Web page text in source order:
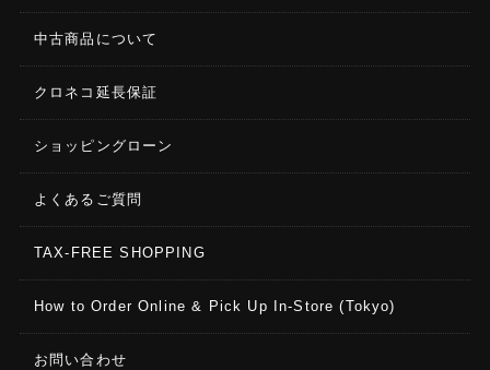
中古商品について
クロネコ延長保証
ショッピングローン
よくあるご質問
TAX-FREE SHOPPING
How to Order Online & Pick Up In-Store (Tokyo)
お問い合わせ